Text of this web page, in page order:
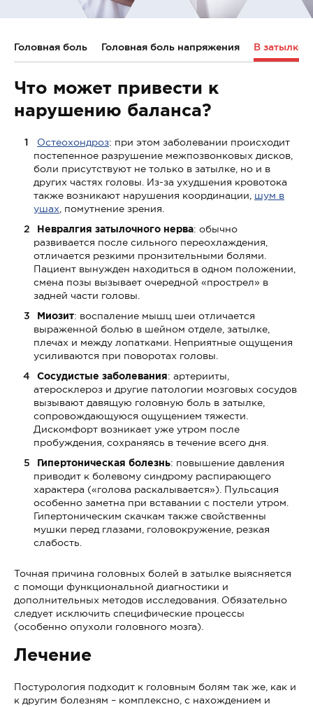
Головная боль Головная боль напряжения В затылке
Что может привести к
нарушению баланса?
Остеохондроз: при этом заболевании происходит
постепенное разрушение межпозвонковых дисков,
боли присутствуют не только в затылке, но и в
других частях головы. Из-за ухудшения кровотока
также возникают нарушения координации, шум в
ушах , помутнение зрения.
Невралгия затылочного нерва: обычно
развивается после сильного переохлаждения,
отличается резкими пронзительными болями.
Пациент вынужден находиться в одном положении,
смена позы вызывает очередной «прострел» в
задней части головы.
Миозит: воспаление мышц шеи отличается
выраженной болью в шейном отделе, затылке,
плечах и между лопатками. Неприятные ощущения
усиливаются при поворотах головы.
Сосудистые заболевания: артерииты,
атеросклероз и другие патологии мозговых сосудов
вызывают давящую головную боль в затылке,
сопровождающуюся ощущением тяжести.
Дискомфорт возникает уже утром после
пробуждения, сохраняясь в течение всего дня.
Гипертоническая болезнь: повышение давления
приводит к болевому синдрому распирающего
характера («голова раскалывается»). Пульсация
особенно заметна при вставании с постели утром.
Гипертоническим скачкам также свойственны
мушки перед глазами, головокружение, резкая
слабость.
Точная причина головных болей в затылке выясняется
с помощи функциональной диагностики и
дополнительных методов исследования. Обязательно
следует исключить специфические процессы
(особенно опухоли головного мозга).
Лечение
Постурология подходит к головным болям так же, как и
к другим болезням – комплексно, с нахождением и